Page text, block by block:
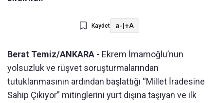
Kaydet a-|+A
Berat Temiz/ANKARA - Ekrem İmamoğlu’nun
yolsuzluk ve rüşvet soruşturmalarından
tutuklanmasının ardından başlattığı “Millet İradesine
Sahip Çıkıyor” mitinglerini yurt dışına taşıyan ve ilk